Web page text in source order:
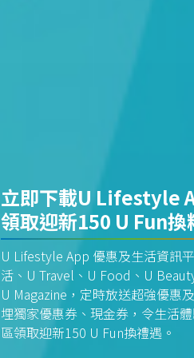
立即下載U Lifestyle
領取迎新150 U Fun換
U Lifestyle App 優惠及生活資訊
活、U Travel、U Food、U
U Magazine，定時放送超強優惠
埋獨家優惠券、現金券，令生活
區領取迎新150 U Fun換禮遇。